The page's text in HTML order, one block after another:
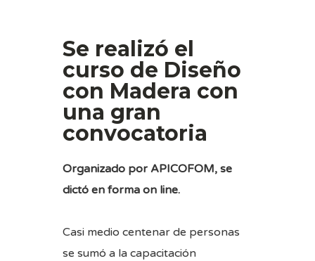
Se realizó el
curso de Diseño
con Madera con
una gran
convocatoria
Organizado por APICOFOM, se
dictó en forma on line.
Casi medio centenar de personas
se sumó a la capacitación